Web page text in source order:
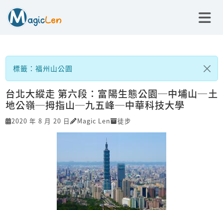
標籤：福州山公園
台北大縱走 第六段：富陽生態公園─中埔山─土
地公嶺─拇指山─九五峰─中華科技大學
2020 年 8 月 20 日 Magic Len 徒步